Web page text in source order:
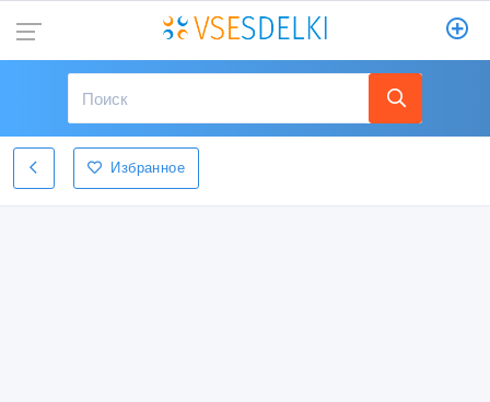
Избранное